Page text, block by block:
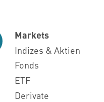
Markets
Indizes & Aktien
Fonds
ETF
Derivate